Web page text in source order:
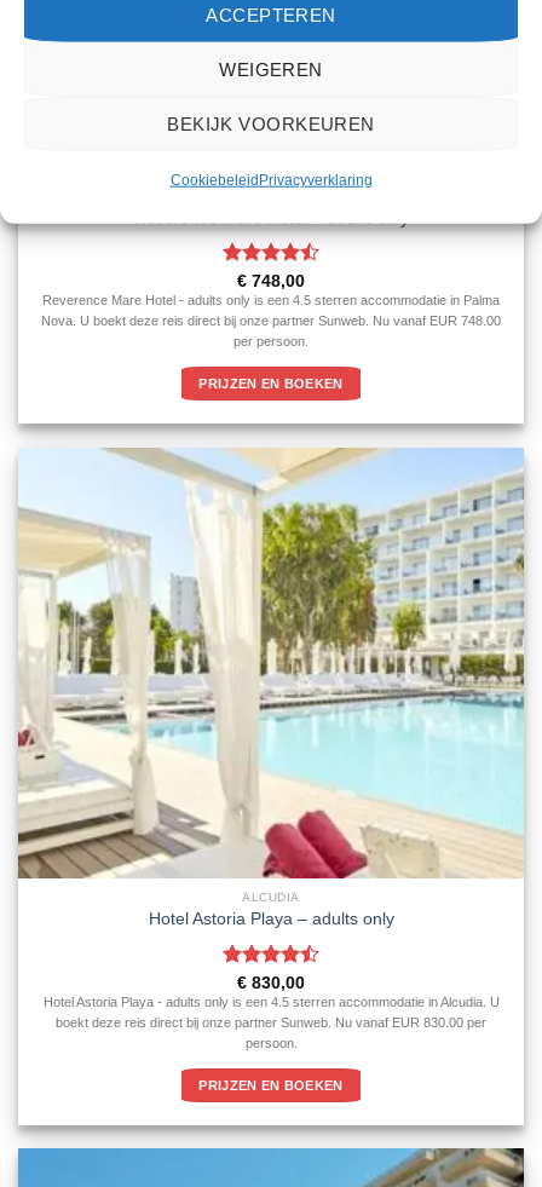
ACCEPTEREN
WEIGEREN
BEKIJK VOORKEUREN
CookiebeleidPrivacyverklaring
Gewaardeerd
4.5uit 5
€ 748,00
Reverence Mare Hotel - adults only is een 4.5 sterren accommodatie in Palma
Nova. U boekt deze reis direct bij onze partner Sunweb. Nu vanaf EUR 748.00
per persoon.
PRIJZEN EN BOEKEN
ALCUDIA
Hotel Astoria Playa – adults only
Gewaardeerd
4.5uit 5
€ 830,00
Hotel Astoria Playa - adults only is een 4.5 sterren accommodatie in Alcudia. U
boekt deze reis direct bij onze partner Sunweb. Nu vanaf EUR 830.00 per
persoon.
PRIJZEN EN BOEKEN